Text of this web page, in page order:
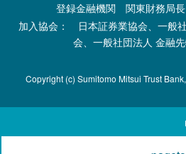
登録金融機関 関東財務局
加入協会： 日本証券業協会、一般
会、一般社団法人 金融
Copyright (c) Sumitomo Mitsui Trust